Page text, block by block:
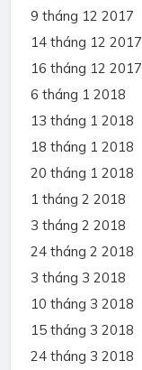
9 tháng 12 2017
14 tháng 12 2017
16 tháng 12 2017
6 tháng 1 2018
13 tháng 1 2018
18 tháng 1 2018
20 tháng 1 2018
1 tháng 2 2018
3 tháng 2 2018
24 tháng 2 2018
3 tháng 3 2018
10 tháng 3 2018
15 tháng 3 2018
24 tháng 3 2018